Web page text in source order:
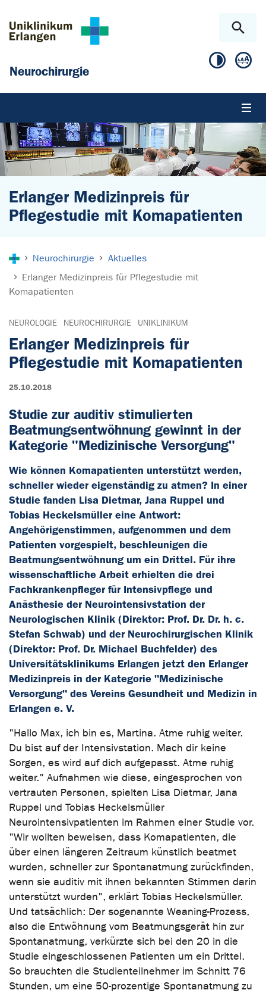
Neurochirurgie
Erlanger Medizinpreis für
Pflegestudie mit Komapatienten
Neurochirurgie
Aktuelles
Erlanger Medizinpreis für Pflegestudie mit
Komapatienten
NEUROLOGIE NEUROCHIRURGIE UNIKLINIKUM
Erlanger Medizinpreis für
Pflegestudie mit Komapatienten
25.10.2018
Studie zur auditiv stimulierten
Beatmungsentwöhnung gewinnt in der
Kategorie "Medizinische Versorgung"
Wie können Komapatienten unterstützt werden,
schneller wieder eigenständig zu atmen? In einer
Studie fanden Lisa Dietmar, Jana Ruppel und
Tobias Heckelsmüller eine Antwort:
Angehörigenstimmen, aufgenommen und dem
Patienten vorgespielt, beschleunigen die
Beatmungsentwöhnung um ein Drittel. Für ihre
wissenschaftliche Arbeit erhielten die drei
Fachkrankenpfleger für Intensivpflege und
Anästhesie der Neurointensivstation der
Neurologischen Klinik (Direktor: Prof. Dr. Dr. h. c.
Stefan Schwab) und der Neurochirurgischen Klinik
(Direktor: Prof. Dr. Michael Buchfelder) des
Universitätsklinikums Erlangen jetzt den Erlanger
Medizinpreis in der Kategorie "Medizinische
Versorgung" des Vereins Gesundheit und Medizin in
Erlangen e. V.
"Hallo Max, ich bin es, Martina. Atme ruhig weiter.
Du bist auf der Intensivstation. Mach dir keine
Sorgen, es wird auf dich aufgepasst. Atme ruhig
weiter." Aufnahmen wie diese, eingesprochen von
vertrauten Personen, spielten Lisa Dietmar, Jana
Ruppel und Tobias Heckelsmüller
Neurointensivpatienten im Rahmen einer Studie vor.
"Wir wollten beweisen, dass Komapatienten, die
über einen längeren Zeitraum künstlich beatmet
wurden, schneller zur Spontanatmung zurückfinden,
wenn sie auditiv mit ihnen bekannten Stimmen darin
unterstützt wurden", erklärt Tobias Heckelsmüller.
Und tatsächlich: Der sogenannte Weaning-Prozess,
also die Entwöhnung vom Beatmungsgerät hin zur
Spontanatmung, verkürzte sich bei den 20 in die
Studie eingeschlossenen Patienten um ein Drittel.
So brauchten die Studienteilnehmer im Schnitt 76
Stunden, um eine 50-prozentige Spontanatmung zu